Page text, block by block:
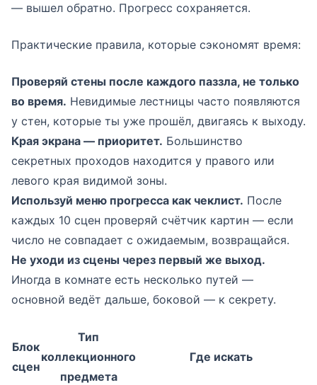
— вышел обратно. Прогресс сохраняется.
Практические правила, которые сэкономят время:
Проверяй стены после каждого паззла, не только
во время. Невидимые лестницы часто появляются
у стен, которые ты уже прошёл, двигаясь к выходу.
Края экрана — приоритет. Большинство
секретных проходов находится у правого или
левого края видимой зоны.
Используй меню прогресса как чеклист. После
каждых 10 сцен проверяй счётчик картин — если
число не совпадает с ожидаемым, возвращайся.
Не уходи из сцены через первый же выход.
Иногда в комнате есть несколько путей —
основной ведёт дальше, боковой — к секрету.
Блок
сцен
Тип
коллекционного
предмета
Где искать